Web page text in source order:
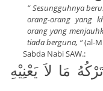
“ Sesungguhnya
orang-orang yang
orang yang
tiada berguna, “(al-
Sabda Nabi SAW.:
مَا لاَ يَعْنِيْهِ